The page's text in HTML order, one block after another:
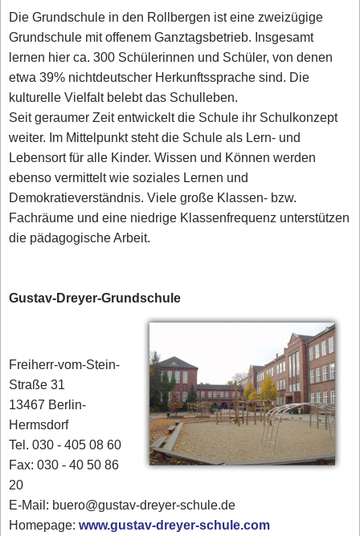
Die Grundschule in den Rollbergen ist eine zweizügige
Grundschule mit offenem Ganztagsbetrieb. Insgesamt
lernen hier ca. 300 Schülerinnen und Schüler, von denen
etwa 39% nichtdeutscher Herkunftssprache sind. Die
kulturelle Vielfalt belebt das Schulleben.
Seit geraumer Zeit entwickelt die Schule ihr Schulkonzept
weiter. Im Mittelpunkt steht die Schule als Lern- und
Lebensort für alle Kinder. Wissen und Können werden
ebenso vermittelt wie soziales Lernen und
Demokratieverständnis. Viele große Klassen- bzw.
Fachräume und eine niedrige Klassenfrequenz unterstützen
die pädagogische Arbeit.
Gustav-Dreyer-Grundschule
Freiherr-vom-Stein-
Straße 31
13467 Berlin-
Hermsdorf
Tel. 030 - 405 08 60
Fax: 030 - 40 50 86
20
E-Mail: buero@gustav-dreyer-schule.de
Homepage:www.gustav-dreyer-schule.com